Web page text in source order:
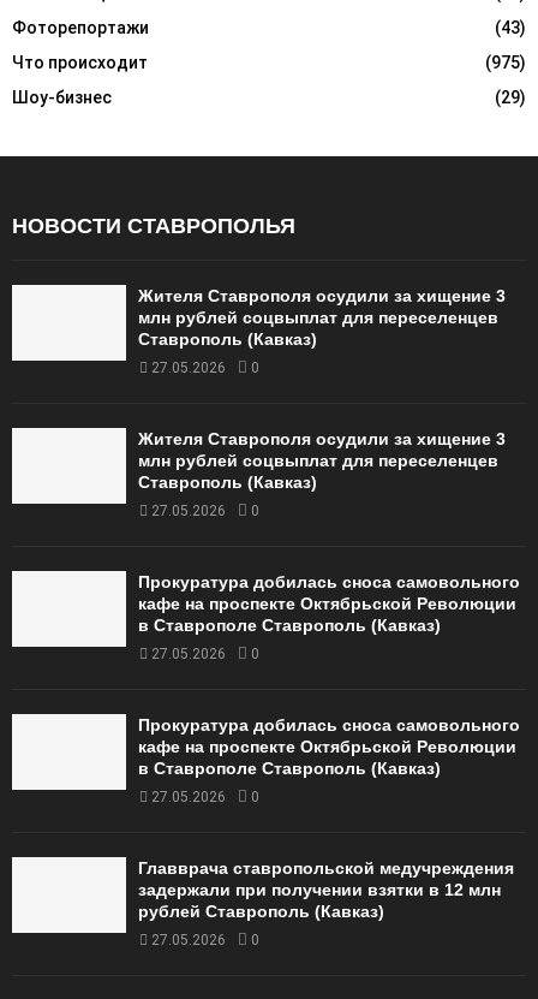
Фоторепортажи
(43)
Что происходит
(975)
Шоу-бизнес
(29)
НОВОСТИ СТАВРОПОЛЬЯ
Жителя Ставрополя осудили за хищение 3
млн рублей соцвыплат для переселенцев
Ставрополь (Кавказ)
27.05.2026 0
Жителя Ставрополя осудили за хищение 3
млн рублей соцвыплат для переселенцев
Ставрополь (Кавказ)
27.05.2026 0
Прокуратура добилась сноса самовольного
кафе на проспекте Октябрьской Революции
в Ставрополе Ставрополь (Кавказ)
27.05.2026 0
Прокуратура добилась сноса самовольного
кафе на проспекте Октябрьской Революции
в Ставрополе Ставрополь (Кавказ)
27.05.2026 0
Главврача ставропольской медучреждения
задержали при получении взятки в 12 млн
рублей Ставрополь (Кавказ)
27.05.2026 0